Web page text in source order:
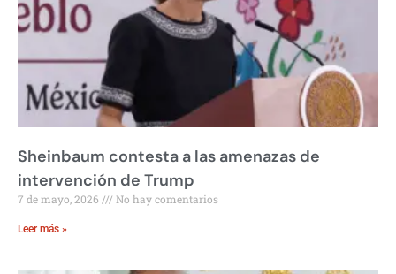
Sheinbaum contesta a las amenazas de
intervención de Trump
7 de mayo, 2026 No hay comentarios
Leer más »